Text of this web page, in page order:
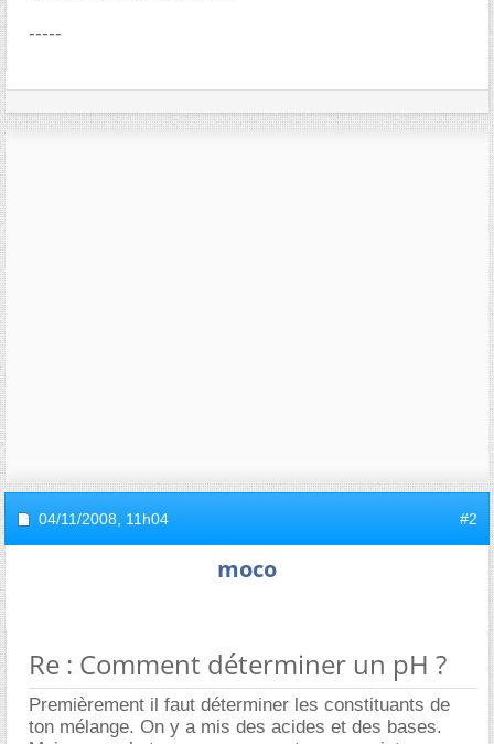
-----
04/11/2008, 11h04 #2
moco
Re : Comment déterminer un pH ?
Premièrement il faut déterminer les constituants de
ton mélange. On y a mis des acides et des bases.